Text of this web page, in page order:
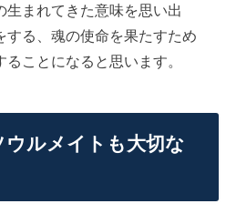
生まれてきた意味を思い出
する、魂の使命を果たすため
ことになると思います。
ルメイトも大切な